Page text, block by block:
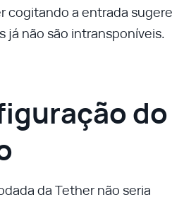
cogitando a entrada sugere
já não são intransponíveis.
do
da Tether não seria